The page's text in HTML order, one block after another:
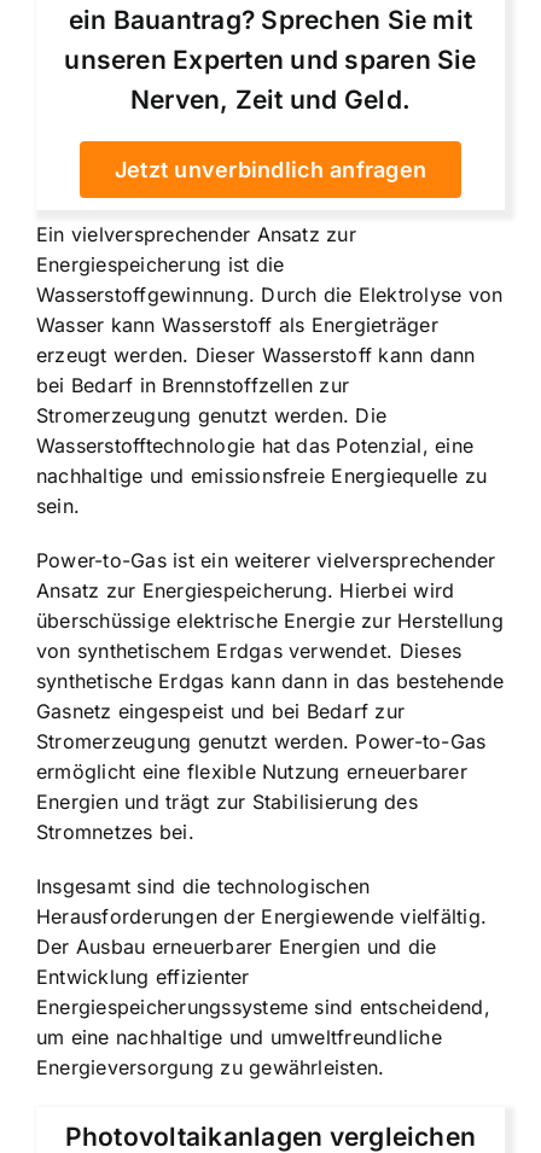
ein Bauantrag? Sprechen Sie mit
unseren Experten und sparen Sie
Nerven, Zeit und Geld.
Jetzt unverbindlich anfragen
Ein vielversprechender Ansatz zur
Energiespeicherung ist die
Wasserstoffgewinnung. Durch die Elektrolyse von
Wasser kann Wasserstoff als Energieträger
erzeugt werden. Dieser Wasserstoff kann dann
bei Bedarf in Brennstoffzellen zur
Stromerzeugung genutzt werden. Die
Wasserstofftechnologie hat das Potenzial, eine
nachhaltige und emissionsfreie Energiequelle zu
sein.
Power-to-Gas ist ein weiterer vielversprechender
Ansatz zur Energiespeicherung. Hierbei wird
überschüssige elektrische Energie zur Herstellung
von synthetischem Erdgas verwendet. Dieses
synthetische Erdgas kann dann in das bestehende
Gasnetz eingespeist und bei Bedarf zur
Stromerzeugung genutzt werden. Power-to-Gas
ermöglicht eine flexible Nutzung erneuerbarer
Energien und trägt zur Stabilisierung des
Stromnetzes bei.
Insgesamt sind die technologischen
Herausforderungen der Energiewende vielfältig.
Der Ausbau erneuerbarer Energien und die
Entwicklung effizienter
Energiespeicherungssysteme sind entscheidend,
um eine nachhaltige und umweltfreundliche
Energieversorgung zu gewährleisten.
Photovoltaikanlagen vergleichen